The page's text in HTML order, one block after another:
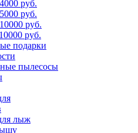
руб.
руб.
руб.
руб.
подарки
пылесосы
лыж